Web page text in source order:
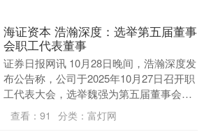
海证资本 浩瀚深度：选举第五届董事
会职工代表董事
证券日报网讯 10月28日晚间，浩瀚深度发
布公告称，公司于2025年10月27日召开职
工代表大会，选举魏强为第五届董事会职
工代表董事。 海量资讯、精准解读，尽
在....
查看： 91 分类： 富灯网